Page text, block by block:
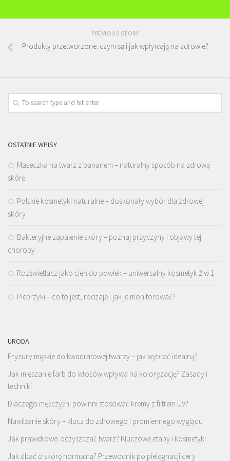
PREVIOUS STORY
Produkty przetworzone: czym są i jak wpływają na zdrowie?
OSTATNIE WPISY
Maseczka na twarz z bananem – naturalny sposób na zdrową
skórę
Polskie kosmetyki naturalne – doskonały wybór dla zdrowej
skóry
Bakteryjne zapalenie skóry – poznaj przyczyny i objawy tej
choroby
Rozświetlacz jako cień do powiek – uniwersalny kosmetyk 2 w 1
Pieprzyki – co to jest, rodzaje i jak je monitorować?
URODA
Fryzury męskie do kwadratowej twarzy – jak wybrać idealną?
Jak mieszanie farb do włosów wpływa na koloryzację? Zasady i
techniki
Dlaczego mężczyźni powinni stosować kremy z filtrem UV?
Nawilżanie skóry – klucz do zdrowego i promiennego wyglądu
Jak prawidłowo oczyszczać twarz? Kluczowe etapy i kosmetyki
Jak dbać o skórę normalną? Przewodnik po pielęgnacji cery